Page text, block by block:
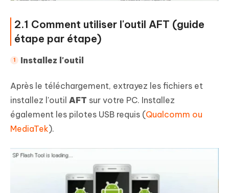
2.1 Comment utiliser l'outil AFT (guide
étape par étape)
Installez l'outil
Après le téléchargement, extrayez les fichiers et
installez l'outil AFT sur votre PC. Installez
également les pilotes USB requis (Qualcomm ou
MediaTek).